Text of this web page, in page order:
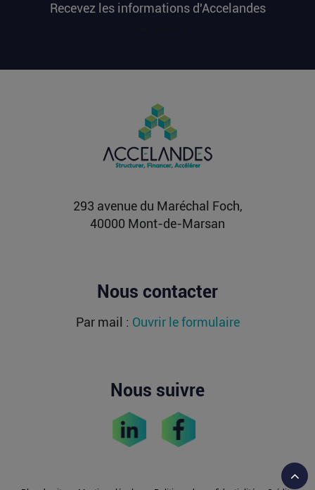
premier sur...
chez OpenAI pour se soigner
L’article Après une pause de 3 mois, la Française
Fidji Simo quitte son poste chez OpenAI pour se
Recevez les informations d'Accelandes
293 avenue du Maréchal Foch,
40000 Mont-de-Marsan
Nous contacter
Par mail : Ouvrir le formulaire
Nous suivre